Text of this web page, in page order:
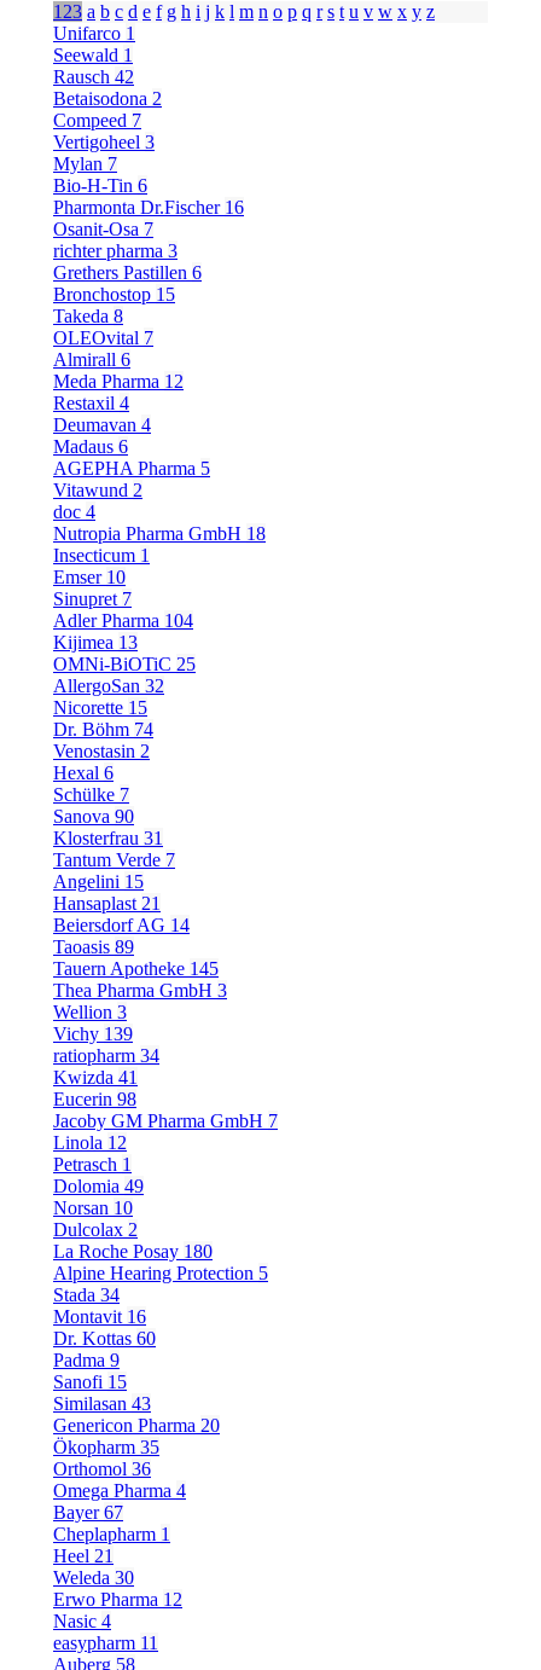
123 a b c d e f g h i j k l m n o p q r s t u v w x y z
Unifarco 1
Seewald 1
Rausch 42
Betaisodona 2
Compeed 7
Vertigoheel 3
Mylan 7
Bio-H-Tin 6
Pharmonta Dr.Fischer 16
Osanit-Osa 7
richter pharma 3
Grethers Pastillen 6
Bronchostop 15
Takeda 8
OLEOvital 7
Almirall 6
Meda Pharma 12
Restaxil 4
Deumavan 4
Madaus 6
AGEPHA Pharma 5
Vitawund 2
doc 4
Nutropia Pharma GmbH 18
Insecticum 1
Emser 10
Sinupret 7
Adler Pharma 104
Kijimea 13
OMNi-BiOTiC 25
AllergoSan 32
Nicorette 15
Dr. Böhm 74
Venostasin 2
Hexal 6
Schülke 7
Sanova 90
Klosterfrau 31
Tantum Verde 7
Angelini 15
Hansaplast 21
Beiersdorf AG 14
Taoasis 89
Tauern Apotheke 145
Thea Pharma GmbH 3
Wellion 3
Vichy 139
ratiopharm 34
Kwizda 41
Eucerin 98
Jacoby GM Pharma GmbH 7
Linola 12
Petrasch 1
Dolomia 49
Norsan 10
Dulcolax 2
La Roche Posay 180
Alpine Hearing Protection 5
Stada 34
Montavit 16
Dr. Kottas 60
Padma 9
Sanofi 15
Similasan 43
Genericon Pharma 20
Ökopharm 35
Orthomol 36
Omega Pharma 4
Bayer67
Cheplapharm 1
Heel 21
Weleda 30
Erwo Pharma 12
Nasic 4
easypharm 11
Auberg 58